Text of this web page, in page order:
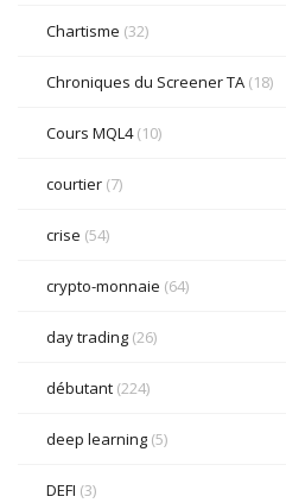
Chartisme (32)
Chroniques du Screener TA (18)
Cours MQL4(10)
courtier (7)
crise (54)
crypto-monnaie (64)
day trading (26)
débutant (224)
deep learning (5)
DEFI (3)